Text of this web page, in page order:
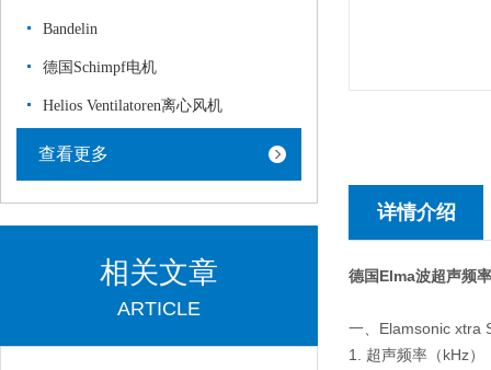
Bandelin
德国Schimpf电机
Helios Ventilatoren离心风机
查看更多
相关文章
ARTICLE
详情介绍
德国Elma波超声频
一、Elamsonic xtra
1. 超声频率（kHz）